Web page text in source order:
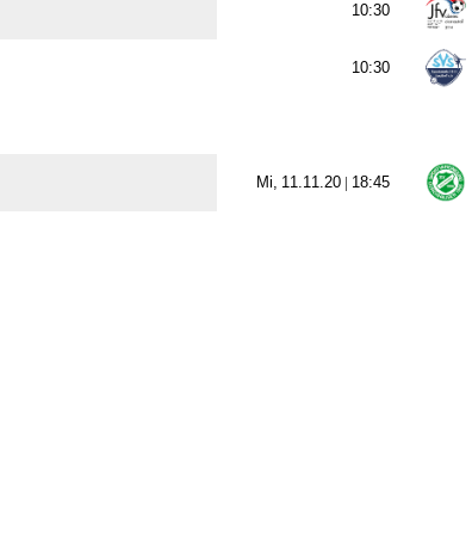


  | 